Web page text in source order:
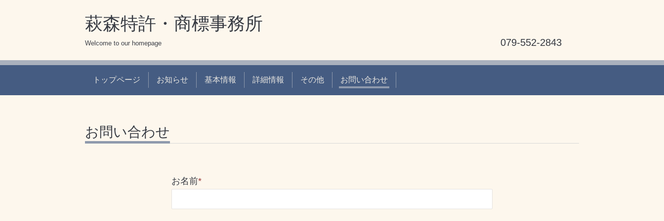
萩森特許・商標事務所
Welcome to our homepage 079-552-2843
トップページ お知らせ 基本情報 詳細情報 その他 お問い合わせ
お問い合わせ
お名前*